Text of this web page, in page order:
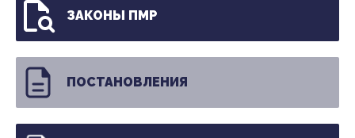
ЗАКОНЫ ПМР
ПОСТАНОВЛЕНИЯ